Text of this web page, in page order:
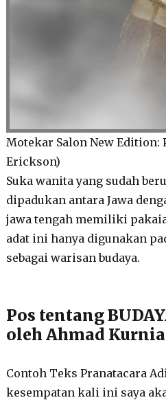
Motekar Salon New Edition:
Erickson)
Suka wanita yang sudah
dipadukan antara Jawa
jawa tengah memiliki
adat ini hanya digunakan
sebagai warisan budaya.
Pos tentang
oleh Ahmad
Contoh Teks Pranatacara
kesempatan kali ini saya